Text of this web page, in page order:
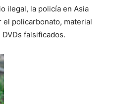
ilegal, la policía en Asia
policarbonato, material
falsificados.